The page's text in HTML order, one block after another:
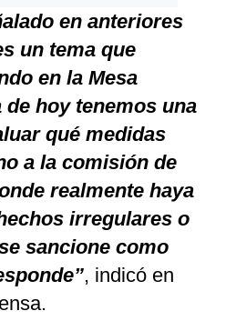
en anteriores
un tema que
en la Mesa
hoy tenemos una
qué medidas
a la comisión de
realmente haya
irregulares o
sancione como
, indicó en